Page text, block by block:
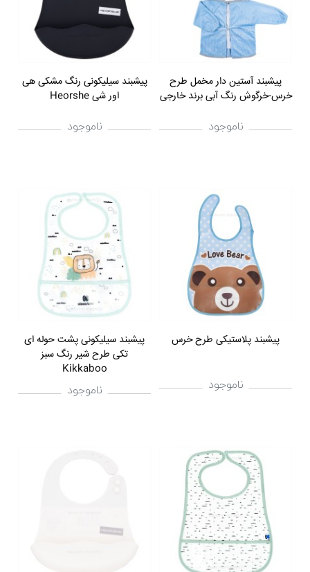
پيشبند آستین دار مخمل طرح
خرس-خرگوش رنگ آبی برند خارجی
ناموجود
پیشبند سیلیکونی رنگ مشکی هی
اور شی Heorshe
ناموجود
پیشبند پلاستیکی طرح خرس
ناموجود
پیشبند سیلیکونی پشت حوله ای
تکی طرح شیر رنگ سبز
Kikkaboo
ناموجود